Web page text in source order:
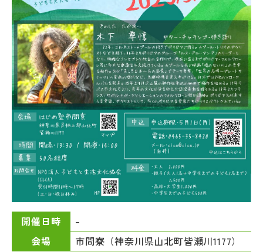
開催日時
–
会場
市間寮（神奈川県山北町皆瀬川1177）